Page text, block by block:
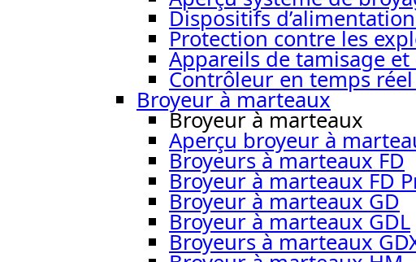
Dispositifs
Protection contre les
Appareils de tamisage
Contrôleur en temps
Broyeur à marteaux
Broyeur à marteaux
Aperçu broyeur à
Broyeurs à marteaux FD
Broyeur à marteaux FD
Broyeur à marteaux GD
Broyeur à marteaux GDL
Broyeurs à marteaux